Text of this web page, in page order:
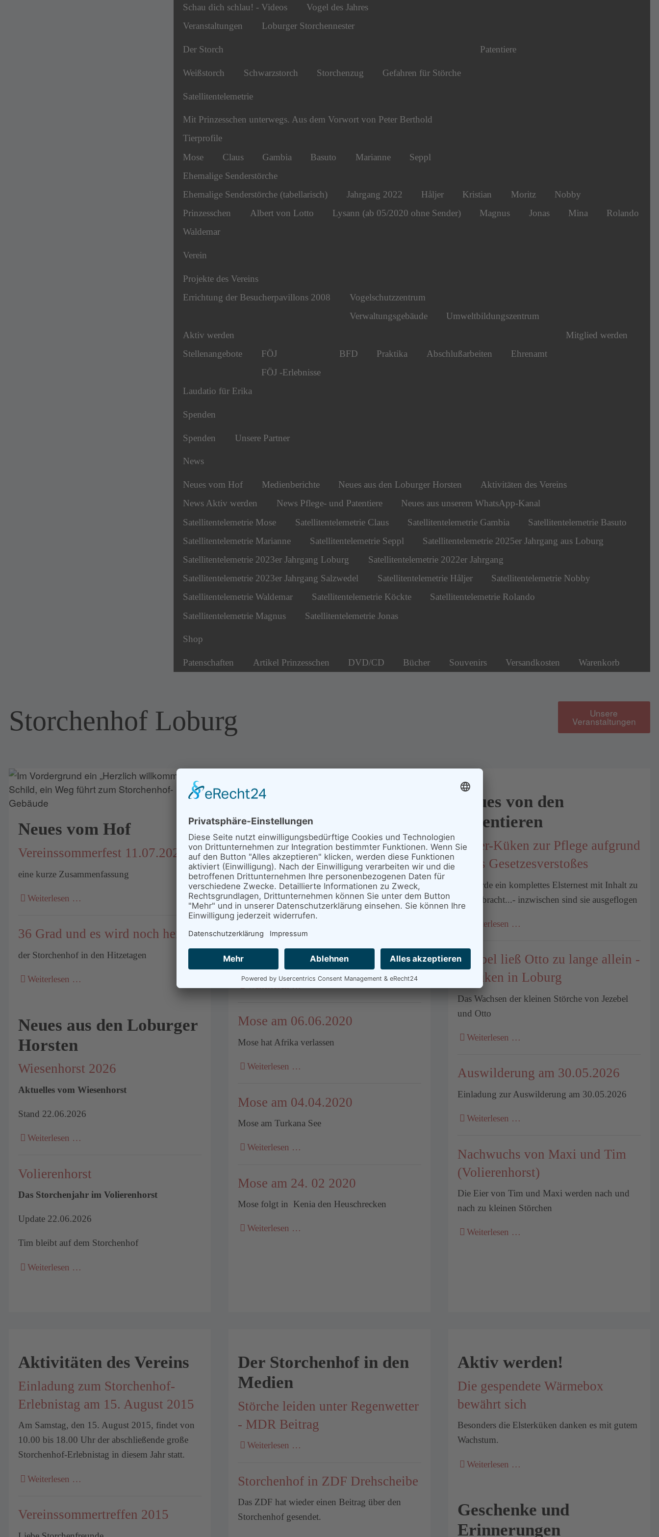
Schau dich schlau! - Videos
Vogel des Jahres
Veranstaltungen
Loburger Storchennester
Der Storch
Weißstorch Schwarzstorch Storchenzug Gefahren für Störche
Patentiere
Satellitentelemetrie
Mit Prinzesschen unterwegs. Aus dem Vorwort von Peter Berthold
Tierprofile
Mose
Claus Gambia Basuto Marianne
Seppl
Ehemalige Senderstörche
Ehemalige Senderstörche (tabellarisch)
Jahrgang 2022 Håljer Kristian Moritz
Nobby
Prinzesschen
Albert von Lotto Lysann (ab 05/2020 ohne Sender) Magnus Jonas Mina
Rolando
Waldemar
Verein
Projekte des Vereins
Errichtung der Besucherpavillons 2008
Vogelschutzzentrum
Verwaltungsgebäude
Umweltbildungszentrum
Aktiv werden
Stellenangebote
FÖJ
FÖJ -Erlebnisse
BFD Praktika Abschlußarbeiten Ehrenamt
Mitglied werden
Laudatio für Erika
Spenden
Spenden Unsere Partner
News
Neues vom Hof Medienberichte Neues aus den Loburger Horsten
Aktivitäten des Vereins
News Aktiv werden
News Pflege- und Patentiere
Neues aus unserem WhatsApp-Kanal
Satellitentelemetrie Mose
Satellitentelemetrie Claus Satellitentelemetrie Gambia
Satellitentelemetrie Basuto
Satellitentelemetrie Marianne
Satellitentelemetrie Seppl
Satellitentelemetrie 2025er Jahrgang aus Loburg
Satellitentelemetrie 2023er Jahrgang Loburg
Satellitentelemetrie 2022er Jahrgang
Satellitentelemetrie 2023er Jahrgang Salzwedel
Satellitentelemetrie Håljer
Satellitentelemetrie Nobby
Satellitentelemetrie Waldemar
Satellitentelemetrie Köckte
Satellitentelemetrie Rolando
Satellitentelemetrie Magnus
Satellitentelemetrie Jonas
Shop
Patenschaften Artikel Prinzesschen DVD/CD Bücher Souvenirs Versandkosten Warenkorb
Storchenhof Loburg Unsere
Veranstaltungen
Neues vom Hof
Vereinssommerfest 11.07.2026
eine kurze Zusammenfassung
Weiterlesen …
36 Grad und es wird noch heißer
der Storchenhof in den Hitzetagen
Weiterlesen …
Neues aus den Loburger
Horsten
Wiesenhorst 2026
Aktuelles vom Wiesenhorst
Stand 22.06.2026
Weiterlesen …
Volierenhorst
Das Storchenjahr im Volierenhorst
Update 22.06.2026
Tim bleibt auf dem Storchenhof
Weiterlesen …
Neues von den
Senderstörchen
Mose am 25.06.2020
Mose vom 16. bis 25. Juni 2020
Weiterlesen …
Mose am 15.06.2020
Mose bleibt in Syrien
Weiterlesen …
Mose am 06.06.2020
Mose hat Afrika verlassen
Weiterlesen …
Mose am 04.04.2020
Mose am Turkana See
Weiterlesen …
Mose am 24. 02 2020
Mose folgt in Kenia den Heuschrecken
Weiterlesen …
Neues von den
Patentieren
Elster-Küken zur Pflege aufgrund
eines Gesetzesverstoßes
Es wurde ein komplettes Elsternest mit Inhalt zu
uns gebracht...- inzwischen sind sie ausgeflogen
Weiterlesen …
Jezebel ließ Otto zu lange allein -
4 Küken in Loburg
Das Wachsen der kleinen Störche von Jezebel
und Otto
Weiterlesen …
Auswilderung am 30.05.2026
Einladung zur Auswilderung am 30.05.2026
Weiterlesen …
Nachwuchs von Maxi und Tim
(Volierenhorst)
Die Eier von Tim und Maxi werden nach und
nach zu kleinen Störchen
Weiterlesen …
Aktivitäten des Vereins
Einladung zum Storchenhof-
Erlebnistag am 15. August 2015
Am Samstag, den 15. August 2015, findet von
10.00 bis 18.00 Uhr der abschließende große
Storchenhof-Erlebnistag in diesem Jahr statt.
Weiterlesen …
Vereinssommertreffen 2015
Der Storchenhof in den
Medien
Störche leiden unter Regenwetter
- MDR Beitrag
Weiterlesen …
Storchenhof in ZDF Drehscheibe
Das ZDF hat wieder einen Beitrag über den
Storchenhof gesendet.
Aktiv werden!
Die gespendete Wärmebox
bewährt sich
Besonders die Elsterküken danken es mit gutem
Wachstum.
Weiterlesen …
Geschenke und
Erinnerungen